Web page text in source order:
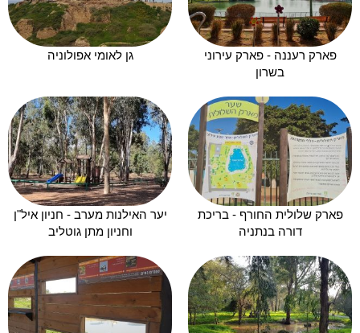
פארק רעננה - פארק עירוני
בשרון
גן לאומי אפולוניה
פארק שלולית החורף - בריכת
דורה בנתניה
יער האילנות מערב - חניון איל"ן
וחניון מתן גוטליב